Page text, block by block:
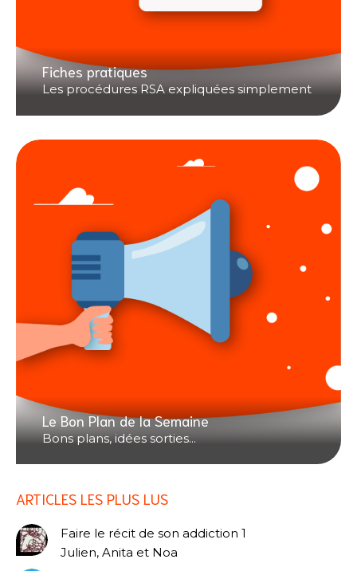
Fiches pratiques
Les procédures RSA expliquées simplement
Le Bon Plan de la Semaine
Bons plans, idées sorties...
ARTICLES LES PLUS LUS
Faire le récit de son addiction 1
Julien, Anita et Noa